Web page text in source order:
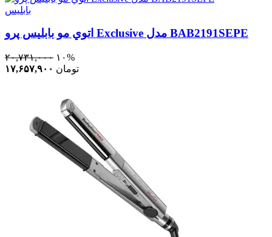
بابلیس
اتوي مو بابليس پرو Exclusive مدل BAB2191SEPE
۲۰,۷۳۱,۰۰۰ ۱۰%
۱۷,۶۵۷,۹۰۰ تومان